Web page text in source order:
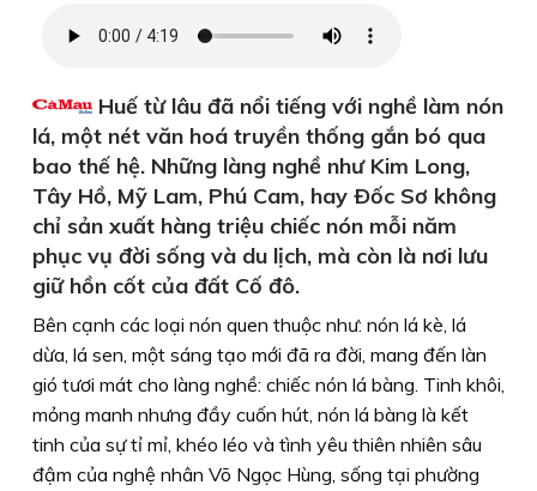
Huế từ lâu đã nổi tiếng với nghề làm nón
lá, một nét văn hoá truyền thống gắn bó qua
bao thế hệ. Những làng nghề như Kim Long,
Tây Hồ, Mỹ Lam, Phú Cam, hay Ðốc Sơ không
chỉ sản xuất hàng triệu chiếc nón mỗi năm
phục vụ đời sống và du lịch, mà còn là nơi lưu
giữ hồn cốt của đất Cố đô.
Bên cạnh các loại nón quen thuộc như: nón lá kè, lá
dừa, lá sen, một sáng tạo mới đã ra đời, mang đến làn
gió tươi mát cho làng nghề: chiếc nón lá bàng. Tinh khôi,
mỏng manh nhưng đầy cuốn hút, nón lá bàng là kết
tinh của sự tỉ mỉ, khéo léo và tình yêu thiên nhiên sâu
đậm của nghệ nhân Võ Ngọc Hùng, sống tại phường